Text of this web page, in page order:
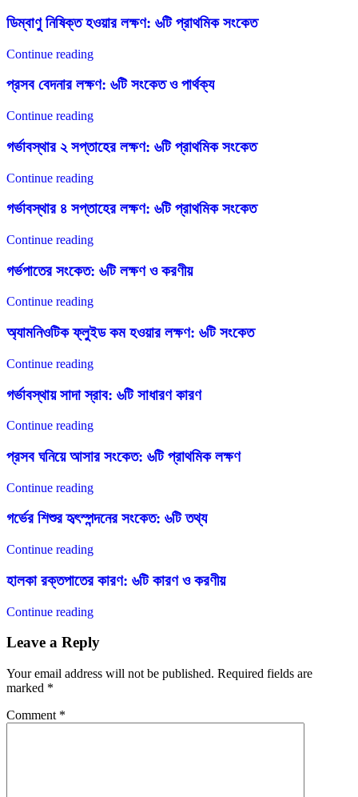
ডিম্বাণু নিষিক্ত হওয়ার লক্ষণ: ৬টি প্রাথমিক সংকেত
Continue reading
প্রসব বেদনার লক্ষণ: ৬টি সংকেত ও পার্থক্য
Continue reading
গর্ভাবস্থার ২ সপ্তাহের লক্ষণ: ৬টি প্রাথমিক সংকেত
Continue reading
গর্ভাবস্থার ৪ সপ্তাহের লক্ষণ: ৬টি প্রাথমিক সংকেত
Continue reading
গর্ভপাতের সংকেত: ৬টি লক্ষণ ও করণীয়
Continue reading
অ্যামনিওটিক ফ্লুইড কম হওয়ার লক্ষণ: ৬টি সংকেত
Continue reading
গর্ভাবস্থায় সাদা স্রাব: ৬টি সাধারণ কারণ
Continue reading
প্রসব ঘনিয়ে আসার সংকেত: ৬টি প্রাথমিক লক্ষণ
Continue reading
গর্ভের শিশুর হৃৎস্পন্দনের সংকেত: ৬টি তথ্য
Continue reading
হালকা রক্তপাতের কারণ: ৬টি কারণ ও করণীয়
Continue reading
Leave a Reply
Your email address will not be published. Required fields are
marked *
Comment *